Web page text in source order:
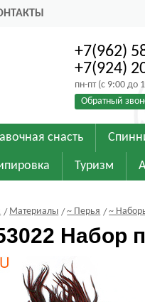
+7(962)
+7(924)
пн-пт (с 9:00 до
Обратный
снасть
Туризм
Материалы ~ Перья ~
Набор